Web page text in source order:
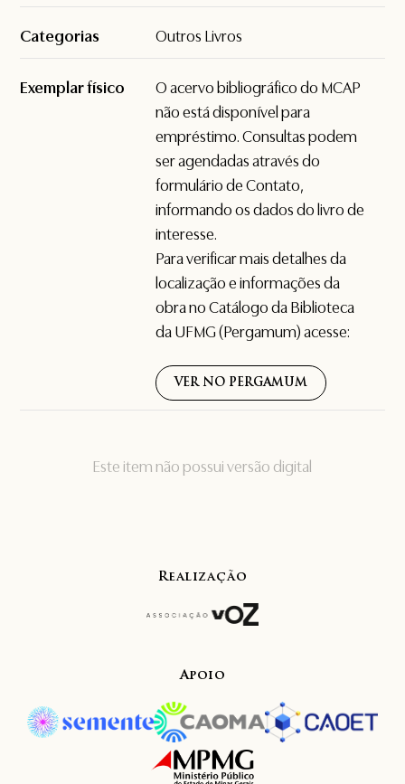
Este item não possui versão digital
Categorias Outros Livros
Exemplar físico
O acervo bibliográfico do MCAP
não está disponível para
empréstimo. Consultas podem
ser agendadas através do
formulário deContato,
informando os dados do livro de
interesse.
Para verificar mais detalhes da
localização e informações da
obra no Catálogo da Biblioteca
da UFMG (Pergamum) acesse:
VER NO PERGAMUM
Realização
Apoio